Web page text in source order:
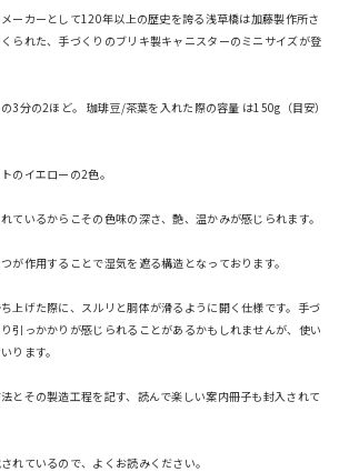
ーカーとして120年以上の歴史を誇る浅草橋は加藤製作所さ
られた、手づくりのブリキ製キャニスターのミニサイズが登
3分の2ほど。 珈琲豆/茶葉を入れた際の容量 は150g（目安）
のイエローの2色。
ているからこその色味の深さ、艶、温かみが感じられます。
が作用することで湿気を遮る構造となっております。
上げた際に、スルリと胴体が滑るように開く仕様です。手づ
引っかかりが感じられることがあるかもしれませんが、使い
ります。
とその製造工程を記す、読んで楽しい案内冊子も封入されて
れているので、よくお読みください。